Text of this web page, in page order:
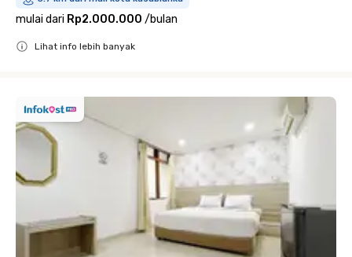
mulai dari Rp2.000.000 /bulan
Lihat info lebih banyak